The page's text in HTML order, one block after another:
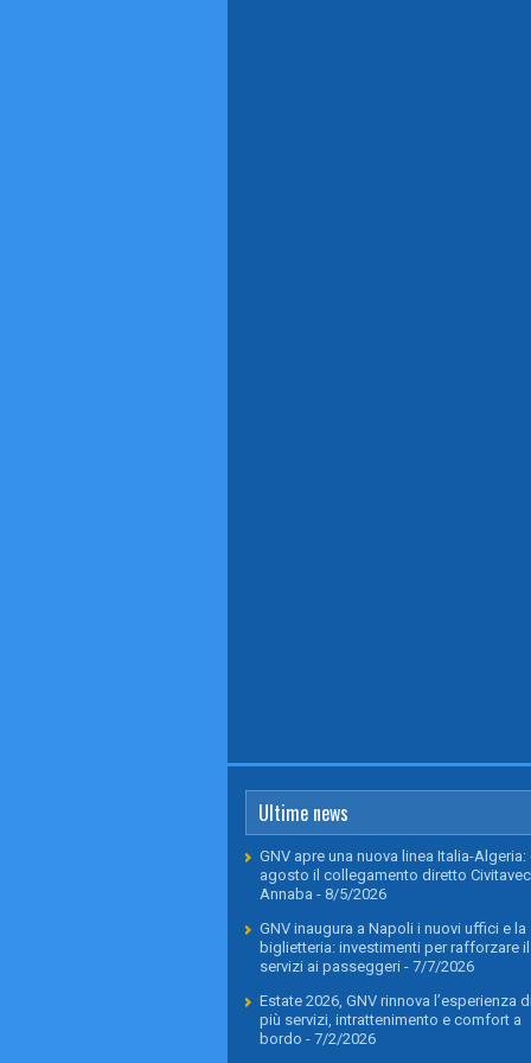
Ultime news
GNV apre una nuova linea Italia-Algeria:
agosto il collegamento diretto
Annaba - 8/5/2026
GNV inaugura a Napoli i nuovi uffici e la
biglietteria: investimenti per rafforzare
servizi ai passeggeri - 7/7/2026
Estate 2026, GNV rinnova l’esperienza
più servizi, intrattenimento e comfort a
bordo - 7/2/2026